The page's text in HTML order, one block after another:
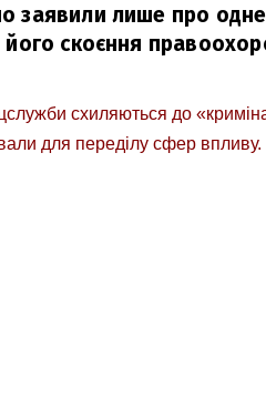
заявили лише про
скоєння
схиляються до
для переділу сфер впливу.